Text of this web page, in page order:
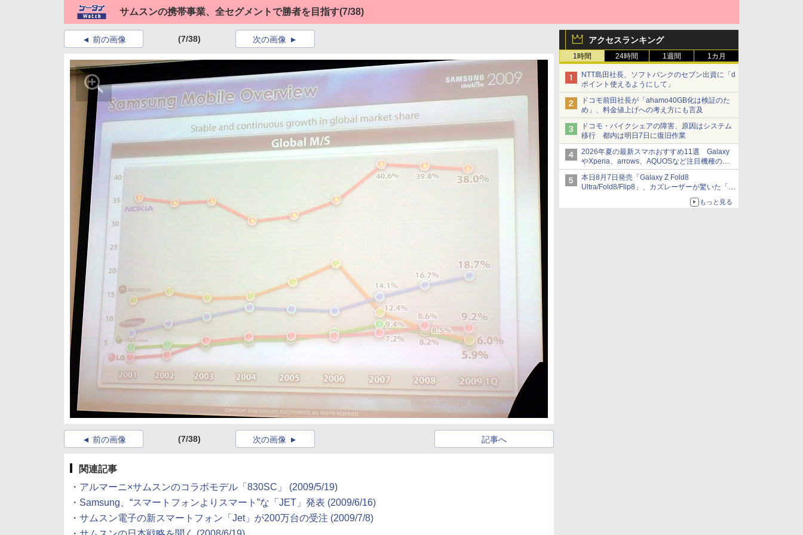
サムスンの携帯事業、全セグメントで勝者を目指す(7/38)
アクセスランキング
1時間 24時間 1週間 1カ月
NTT島田社長、ソフトバンクのセブン出資に「d
ポイント使えるようにして」
ドコモ前田社長が「ahamo40GB化は検証のた
め」、料金値上げへの考え方にも言及
ドコモ・バイクシェアの障害、原因はシステム
移行 都内は明日7日に復旧作業
2026年夏の最新スマホおすすめ11選 Galaxy
やXperia、arrows、AQUOSなど注目機種の特
徴は
本日8月7日発売「Galaxy Z Fold8
Ultra/Fold8/Flip8」、カズレーザーが驚いた「そ
もっと見る
前の画像 (7/38) 次の画像
前の画像 (7/38) 記事へ
次の画像
関連記事
・ アルマーニ×サムスンのコラボモデル「830SC」
(2009/5/19)
・ Samsung、“スマートフォンよりスマート”な「JET」発表 (2009/6/16)
・ サムスン電子の新スマートフォン「Jet」が200万台の受注 (2009/7/8)